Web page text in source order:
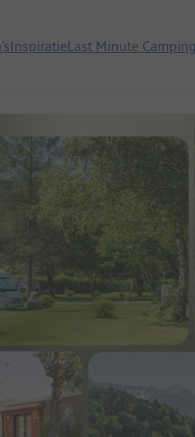
InspiratieLast Minute
naar huuraccommodaties